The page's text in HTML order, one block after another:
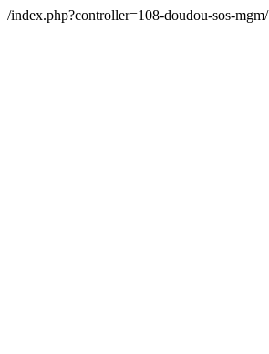
/index.php?controller=108-doudou-sos-mgm/